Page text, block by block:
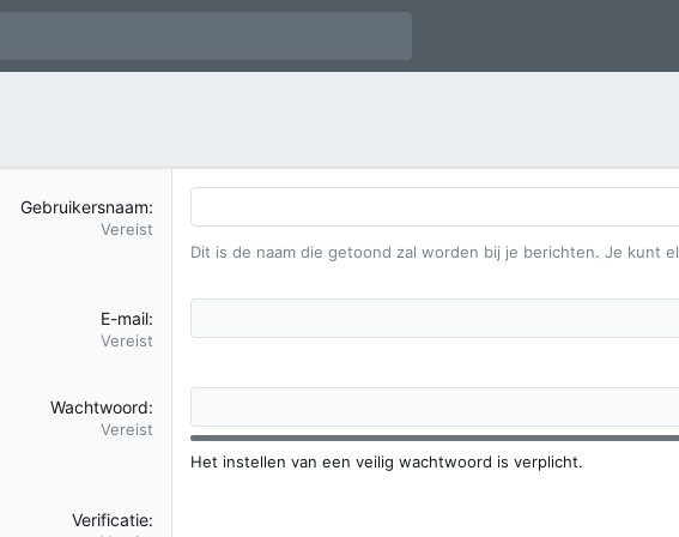
Gebruikersnaam
Vereist
Dit is de naam die getoond zal worden bij je berichten. Je kunt
E-mail
Vereist
Wachtwoord
Vereist
Het instellen van een veilig wachtwoord is verplicht.
Verificatie